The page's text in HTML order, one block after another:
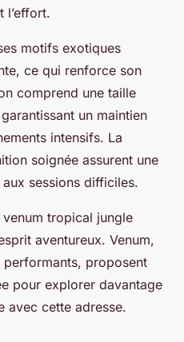
l’effort.
motifs exotiques
ce qui renforce son
comprend une taille
un maintien
intensifs. La
soignée assurent une
sessions difficiles.
venum tropical jungle
aventureux. Venum,
proposent
pour explorer davantage
avec cette adresse.